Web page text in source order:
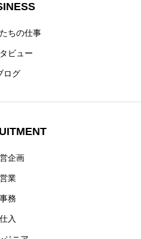
ちの仕事
ビュー
ログ
企画
営業
事務
仕入